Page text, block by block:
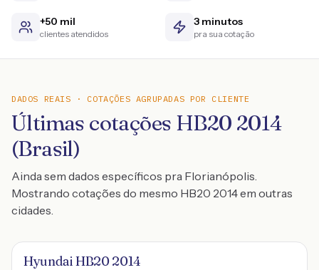
+50 mil
clientes atendidos
3 minutos
pra sua cotação
DADOS REAIS · COTAÇÕES AGRUPADAS POR CLIENTE
Últimas cotações HB20 2014
(Brasil)
Ainda sem dados específicos pra Florianópolis.
Mostrando cotações do mesmo HB20 2014 em outras
cidades.
Hyundai HB20 2014